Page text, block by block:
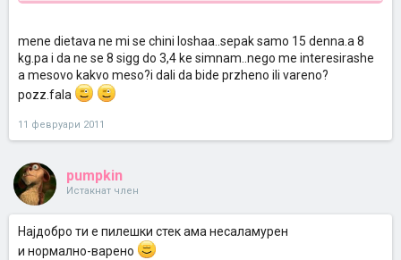
sirenje;
POJADOK 2 NEDELA; caj ili kafe+ kriska leb ili porcija rendan
morkov;RUCEK; 2 tvrdo vareni jajca + meso so salata; VECERA; 2 tvrdo
vareni jajca + riba so salata
SREKNO I BON APETIT
mene dietava ne mi se chini loshaa..sepak samo 15 denna.a 8
kg.pa i da ne se 8 sigg do 3,4 ke simnam..nego me interesirashe
a mesovo kakvo meso?i dali da bide przheno ili vareno?
pozz.fala
11 февруари 2011
pumpkin
Истакнат член
Најдобро ти е пилешки стек ама несаламурен
и нормално-варено